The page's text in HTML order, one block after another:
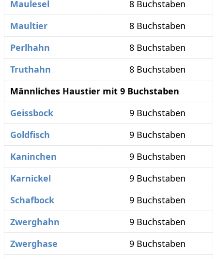
Maulesel
8 Buchstaben
Maultier
8 Buchstaben
Perlhahn
8 Buchstaben
Truthahn
8 Buchstaben
Männliches Haustier mit 9 Buchstaben
Geissbock
9 Buchstaben
Goldfisch
9 Buchstaben
Kaninchen
9 Buchstaben
Karnickel
9 Buchstaben
Schafbock
9 Buchstaben
Zwerghahn
9 Buchstaben
Zwerghase
9 Buchstaben